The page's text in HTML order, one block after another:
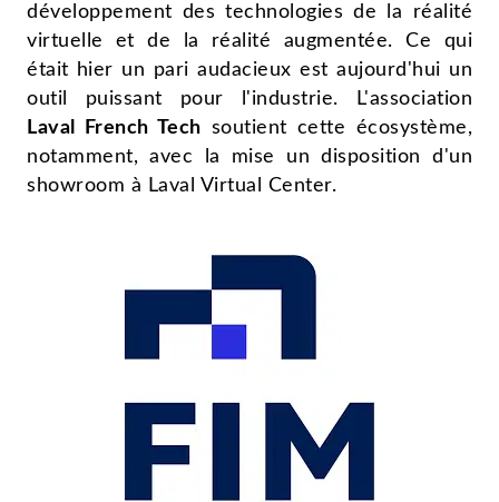
développement des technologies de la réalité
virtuelle et de la réalité augmentée. Ce qui
était hier un pari audacieux est aujourd'hui un
outil puissant pour l'industrie. L'association
Laval French Tech soutient cette écosystème,
notamment, avec la mise un disposition d'un
showroom à Laval Virtual Center.